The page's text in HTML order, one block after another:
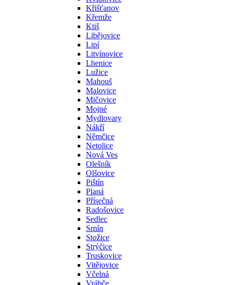
Křišťanov
Křemže
Ktiš
Libějovice
Lipí
Litvínovice
Lhenice
Lužice
Mahouš
Malovice
Mičovice
Mojné
Mydlovary
Nákří
Němčice
Netolice
Nová Ves
Olešník
Olšovice
Pištín
Planá
Přísečná
Radošovice
Sedlec
Srnín
Stožice
Strýčice
Truskovice
Vitějovice
Včelná
Vrábče